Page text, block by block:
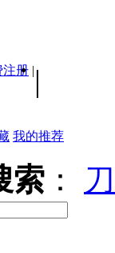
注册 | |
我的推荐
索 ：